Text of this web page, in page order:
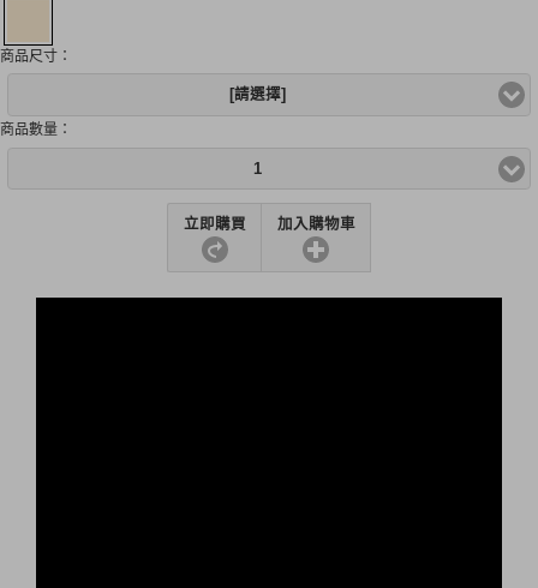
商品尺寸：
[請選擇]
商品數量：
1
立即購買 加入購物車